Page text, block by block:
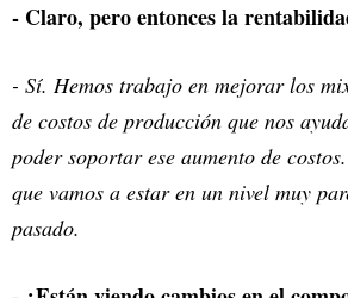
- Claro, pero entonces la
- Sí. Hemos trabajo en mejorar los
de costos de producción que nos
poder soportar ese aumento de
que vamos a estar en un nivel muy
pasado.